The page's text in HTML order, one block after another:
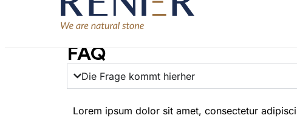
FAQ
Die Frage kommt hierher
Lorem ipsum dolor sit amet, consectetur